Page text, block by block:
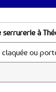
à
ou